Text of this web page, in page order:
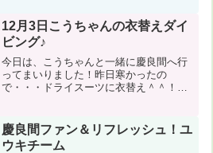
タートです！！！コンディション＆デー
タ気温：３２℃ スーツ：...
12月3日こうちゃんの衣替えダイ
ビング♪
今日は、こうちゃんと一緒に慶良間へ行
ってまいりました！昨日寒かったの
で・・・ドライスーツに衣替え＾＾！久
ン＆データ気温：19℃ スーツ：ドライ
スーツ 担当スタッフ：木...
慶良間ファン＆リフレッシュ！ユ
ウキチーム